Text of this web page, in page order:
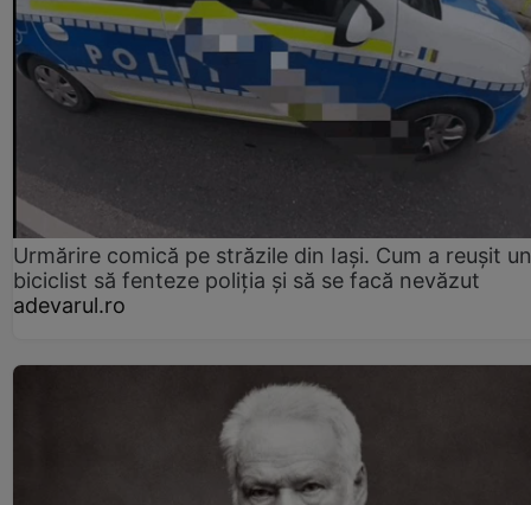
Urmărire comică pe străzile din Iași. Cum a reușit un
biciclist să fenteze poliția și să se facă nevăzut
adevarul.ro